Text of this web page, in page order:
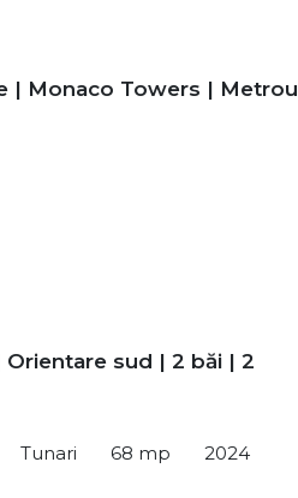
| Monaco Towers | Metrou
sud | 2 băi | 2
Tunari 68 mp 2024